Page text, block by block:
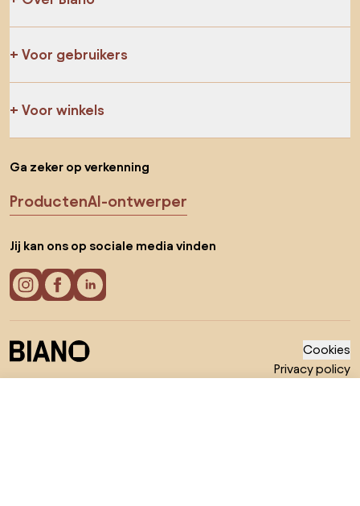
Voor gebruikers
Voor winkels
Ga zeker op verkenning
ProductenAI-ontwerper
Jij kan ons op sociale media vinden
Cookies
Privacy policy